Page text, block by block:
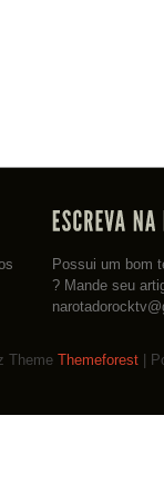
Possui um bom
? Mande seu
Theme Themeforest |